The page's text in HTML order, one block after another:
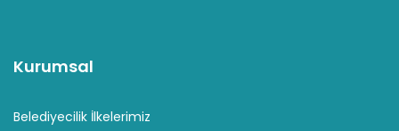
Kurumsal
Belediyecilik İlkelerimiz